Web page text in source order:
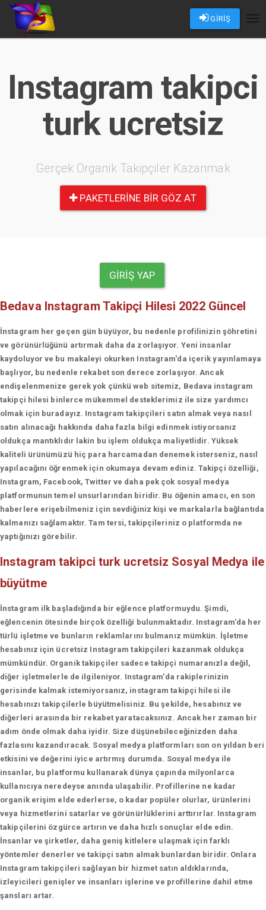
GİRİŞ
Instagram takipci
turk ucretsiz
Gerçek Organik Takipçiler Kazanmak
PAKETLERINE BIR GÖZ AT
GIRIŞ YAP
Bedava Instagram Takipçi Hilesi 2022 Güncel
İnstagram her geçen gün büyüyor, bu nedenle profilinizin şöhretini
ve görünürlüğünü artırmak daha da zorlaşıyor. Yeni insanlar
kaydoluyor ve bu makaleyi okurken Instagram'da içerik yayınlamaya
başlıyor, bu nedenle rekabet son derece zorlaşıyor. Ancak
endişelenmenize gerek yok çünkü web sitemiz, Bedava instagram
takipçi hilesi binlerce mükemmel desteklerimiz ile size yardımcı
olmak için buradayız. Instagram takipçileri satın almak veya nasıl
satın alınacağı hakkında daha fazla bilgi edinmek istiyorsanız
oldukça mantıklıdır lakin bu işlem oldukça maliyetlidir. Yüksek
kaliteli ürünümüzü hiç para harcamadan denemek isterseniz, nasıl
yapılacağını öğrenmek için okumaya devam ediniz. Takipçi özelliği,
Instagram, Facebook, Twitter ve daha pek çok sosyal medya
platformunun temel unsurlarından biridir. Bu öğenin amacı, en son
haberlere erişebilmeniz için sevdiğiniz kişi ve markalarla bağlantıda
kalmanızı sağlamaktır. Tam tersi, takipçileriniz o platformda ne
yaptığınızı görebilir.
Instagram takipci turk ucretsiz Sosyal Medya ile
büyütme
İnstagram ilk başladığında bir eğlence platformuydu. Şimdi,
eğlencenin ötesinde birçok özelliği bulunmaktadır. Instagram'da her
türlü işletme ve bunların reklamlarını bulmanız mümkün. İşletme
hesabınız için ücretsiz Instagram takipçileri kazanmak oldukça
mümkündür. Organik takipçiler sadece takipçi numaranızla değil,
diğer işletmelerle de ilgileniyor. Instagram'da rakiplerinizin
gerisinde kalmak istemiyorsanız, instagram takipçi hilesi ile
hesabınızı takipçilerle büyütmelisiniz. Bu şekilde, hesabınız ve
diğerleri arasında bir rekabet yaratacaksınız. Ancak her zaman bir
adım önde olmak daha iyidir. Size düşünebileceğinizden daha
fazlasını kazandıracak. Sosyal medya platformları son on yıldan beri
etkisini ve değerini iyice artırmış durumda. Sosyal medya ile
insanlar, bu platformu kullanarak dünya çapında milyonlarca
kullanıcıya neredeyse anında ulaşabilir. Profillerine ne kadar
organik erişim elde ederlerse, o kadar popüler olurlar, ürünlerini
veya hizmetlerini satarlar ve görünürlüklerini arttırırlar. Instagram
takipçilerini özgürce artırın ve daha hızlı sonuçlar elde edin.
İnsanlar ve şirketler, daha geniş kitlelere ulaşmak için farklı
yöntemler denerler ve takipçi satın almak bunlardan biridir. Onlara
Instagram takipçileri sağlayan bir hizmet satın aldıklarında,
izleyicileri genişler ve insanları işlerine ve profillerine dahil etme
şansları artar.